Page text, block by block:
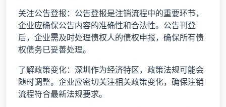
关注公告登报：公告登报是注销流程中的重要环节，
企业应确保公告内容的准确性和合法性。公告刊登
后，企业需及时处理债权人的债权申报，确保所有债
权债务已妥善处理。
了解政策变化：深圳作为经济特区，政策法规可能会
随时调整。企业应密切关注相关政策变化，确保注销
流程符合最新法规要求。